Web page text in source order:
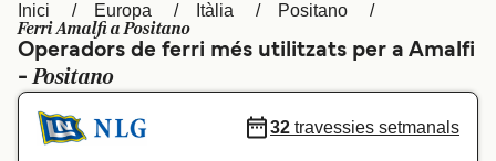
Polska Deutschland
Schweiz (DE) Norge
المغرب
Inici Europa Itàlia Positano
Ferri Amalfi a Positano
Operadors de ferri més utilitzats per a Amalfi
-Positano
32 travessies setmanals